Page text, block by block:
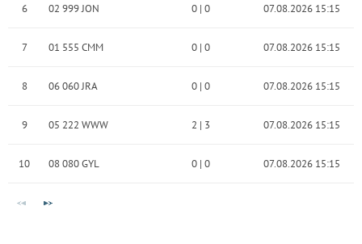
6 02 999 JON 0| 0 07.08.2026 15:15
7 01 555 CMM 0| 0 07.08.2026 15:15
8 06 060 JRA 0| 0 07.08.2026 15:15
9 05 222 WWW 2 | 3 07.08.2026 15:15
10 08 080 GYL 0| 0 07.08.2026 15:15